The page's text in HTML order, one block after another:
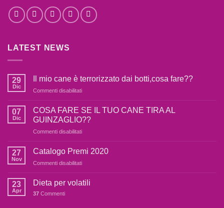
LATEST NEWS
29
Dic
Il mio cane è terrorizzato dai botti,cosa fare??
Commenti disabilitati
mio
cane
è
botti,cosa
07
Dic
COSA FARE SE IL TUO CANE TIRA AL
GUINZAGLIO??
Commenti disabilitati
FARE
CANE
27
Nov
Catalogo Premi 2020
Commenti disabilitati
Premi
23
Apr
Dieta per volatili
37 Commenti